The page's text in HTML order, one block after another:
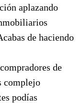
aplazando
de haciendo
de
complejo
podías